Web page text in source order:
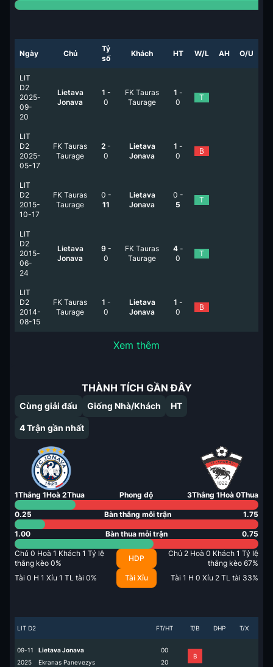
Ngày Chủ
Tỷ
số
Khách HT W/L AH O/U
LIT
D2
2025-
09-
20
Lietava
Jonava
1 -
0
FK Tauras
Taurage
1 -
0
T
LIT
D2
2025-
05-17
FK Tauras
Taurage
2 -
0
Lietava
Jonava
1 -
0
B
LIT
D2
2015-
10-17
FK Tauras
Taurage
0 -
11
Lietava
Jonava
0 -
5
T
LIT
D2
2015-
06-
24
Lietava
Jonava
9-
0
FK Tauras
Taurage
4 -
0
T
LIT
D2
2014-
08-15
FK Tauras
Taurage
1 -
0
Lietava
Jonava
1 -
0
B
Xem thêm
THÀNH TÍCH GẦN ĐÂY
Cùng giải đấu Giống Nhà/Khách HT
4Trận gần nhất
1Thắng 1Hoà 2Thua Phong độ 3Thắng 1Hoà 0Thua
0.25 Bàn thắng mỗi trận 1.75
1.00 Bàn thua mỗi trận 0.75
Chủ 0 Hoà 1 Khách 1 Tỷ lệ
thắng kèo 0%
HDP
Chủ 2 Hoà 0 Khách 1 Tỷ lệ
thắng kèo 67%
Tài 0 H 1 Xỉu 1 TL tài 0% Tài Xỉu Tài 1 H 0 Xỉu 2 TL tài 33%
LIT D2 FT/HT T/B DHP T/X
09-11
2025
Lietava Jonava
Ekranas Panevezys
0
2
0
0
B